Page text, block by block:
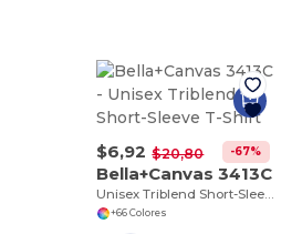
$6,92 $20,80 -67%
Bella+Canvas 3413C
+66 Colores